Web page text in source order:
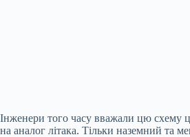
Інженери того часу вважали цю схему
на аналог літака. Тільки наземний та